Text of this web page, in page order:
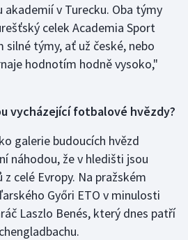
v Turecku. Oba týmy
celek Academia Sport
týmy, ať už české, nebo
hodnotím hodně vysoko,"
vycházející fotbalové hvězdy?
galerie budoucích hvězd
náhodou, že v hledišti jsou
celé Evropy. Na pražském
Győri ETO v minulosti
Laszlo Benés, který dnes patří